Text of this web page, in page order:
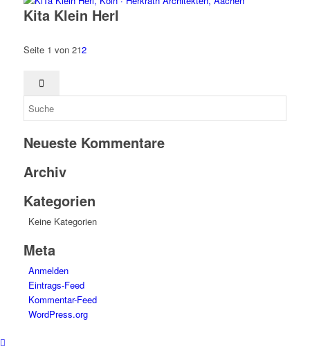
Kita Klein Herl
Seite 1 von 212
Neueste Kommentare
Archiv
Kategorien
Keine Kategorien
Meta
Anmelden
Eintrags-Feed
Kommentar-Feed
WordPress.org